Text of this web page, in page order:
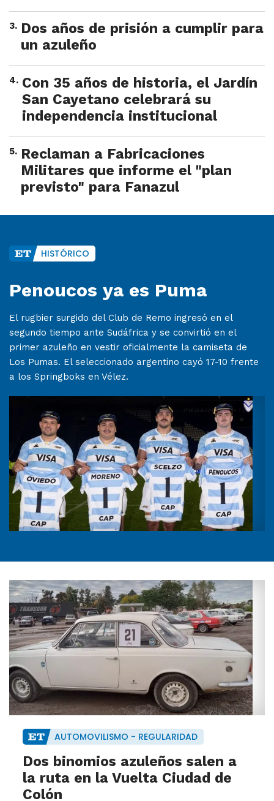
3. Dos años de prisión a cumplir para
un azuleño
4. Con 35 años de historia, el Jardín
San Cayetano celebrará su
independencia institucional
5. Reclaman a Fabricaciones
Militares que informe el "plan
previsto" para Fanazul
HISTÓRICO
Penoucos ya es Puma
El rugbier surgido del Club de Remo ingresó en el
segundo tiempo ante Sudáfrica y se convirtió en el
primer azuleño en vestir oficialmente la camiseta de
Los Pumas. El seleccionado argentino cayó 17-10 frente
a los Springboks en Vélez.
AUTOMOVILISMO - REGULARIDAD
Dos binomios azuleños salen a
la ruta en la Vuelta Ciudad de
Colón